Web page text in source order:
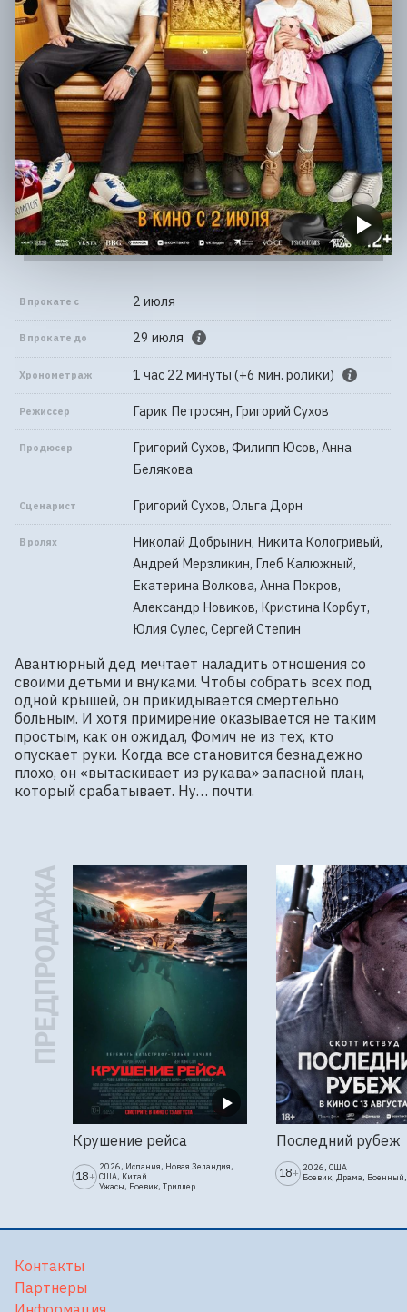
В прокате с 2 июля
В прокате до 29 июля
Хронометраж 1 час 22 минуты (+6 мин. ролики)
Режиссер Гарик Петросян, Григорий Сухов
Продюсер
Григорий Сухов, Филипп Юсов, Анна
Белякова
Сценарист Григорий Сухов, Ольга Дорн
В ролях
Николай Добрынин, Никита Кологривый,
Андрей Мерзликин, Глеб Калюжный,
Екатерина Волкова, Анна Покров,
Александр Новиков, Кристина Корбут,
Юлия Сулес, Сергей Степин
Авантюрный дед мечтает наладить отношения со
своими детьми и внуками. Чтобы собрать всех под
одной крышей, он прикидывается смертельно
больным. И хотя примирение оказывается не таким
простым, как он ожидал, Фомич не из тех, кто
опускает руки. Когда все становится безнадежно
плохо, он «вытаскивает из рукава» запасной план,
который срабатывает. Ну… почти.
ПРЕДПРОДАЖА
Крушение рейса
18+
2026, Испания, Новая Зеландия,
США, Китай
Ужасы, Боевик, Триллер
Последний рубеж
18+ 2026, США
Боевик, Драма,
Контакты
Партнеры